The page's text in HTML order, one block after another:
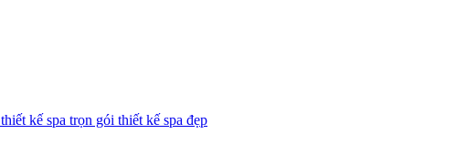
thiết kế spa trọn gói thiết kế spa đẹp